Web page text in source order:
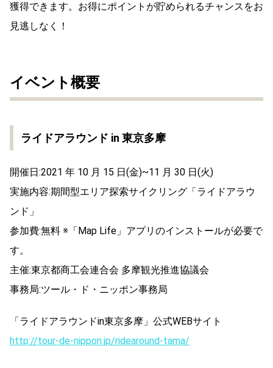
獲得できます。お得にポイントが貯められるチャンスをお
見逃しなく！
イベント概要
ライドアラウンド in 東京多摩
開催日:2021 年 10 月 15 日(金)~11 月 30 日(火)
実施内容:期間型エリア探索サイクリング「ライドアラウ
ンド」
参加費:無料 ※「Map Life」アプリのインストールが必要で
す。
主催:東京都商工会連合会 多摩観光推進協議会
事務局:ツール・ド・ニッポン事務局
「ライドアラウンドin東京多摩」公式WEBサイト
http://tour-de-nippon.jp/ridearound-tama/